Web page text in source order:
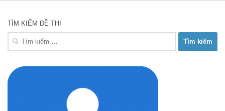
TÌM KIẾM ĐỀ THI
Tìm